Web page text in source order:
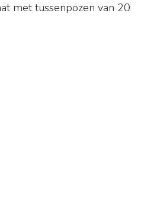
met tussenpozen van 20